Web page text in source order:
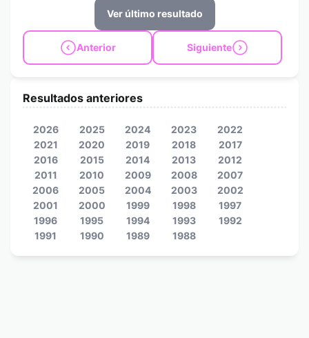
Ver último resultado
Anterior Siguiente
Resultados anteriores
2026 2025 2024 2023
2022
2021
2020 2019 2018
2017
2016
2015 2014 2013
2012
2011
2010 2009 2008
2007
2006
2005 2004 2003
2002
2001
2000 1999 1998
1997
1996
1995 1994 1993
1992
1991
1990 1989 1988